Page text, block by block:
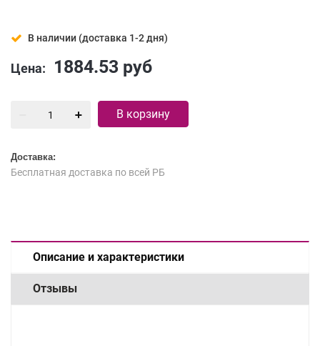
В наличии (доставка 1-2 дня)
Цена: 1884.53 руб
В корзину
Доставка:
Бесплатная доставка по всей РБ
Описание и характеристики
Отзывы